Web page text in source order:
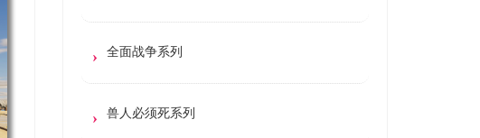
全面战争系列
兽人必须死系列